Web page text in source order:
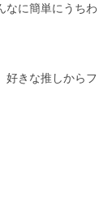
なに簡単にうちわ
好きな推しからフ